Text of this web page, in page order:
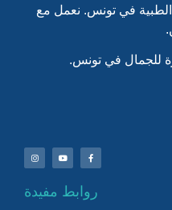
في تونس. نعمل مع
للجمال في تونس.
روابط مفيدة